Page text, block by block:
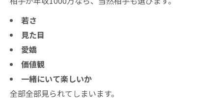
若さ
見た目
愛嬌
価値観
一緒にいて楽しいか
全部全部見られてしまいます。